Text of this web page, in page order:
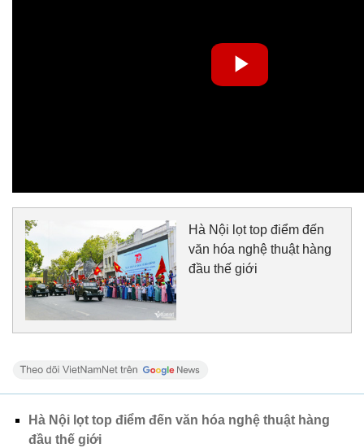
Hà Nội lọt top điểm đến
văn hóa nghệ thuật hàng
đầu thế giới
Hà Nội lọt top điểm đến văn hóa nghệ thuật hàng
đầu thế giới